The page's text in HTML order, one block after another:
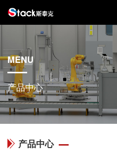
MENU
产品中心
产品中心